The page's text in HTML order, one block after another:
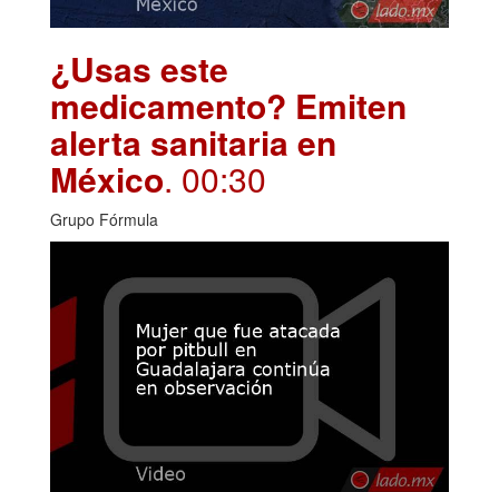
¿Usas este
medicamento? Emiten
alerta sanitaria en
México. 00:30
Grupo Fórmula